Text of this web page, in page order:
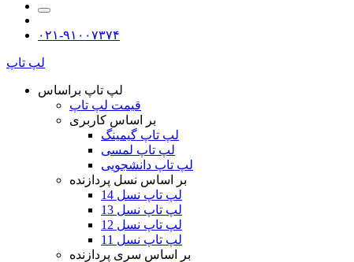
۰۲۱-۹۱۰۰۷۳۷۴
لپ تاپ
لپ تاپ براساس
قیمت لپ تاپ
بر اساس کاربری
لپ تاپ گیمینگ
لپ تاپ لمسی
لپ تاپ دانشجویی
بر اساس نسل پردازنده
لپ تاپ نسل 14
لپ تاپ نسل 13
لپ تاپ نسل 12
لپ تاپ نسل 11
بر اساس سری پردازنده